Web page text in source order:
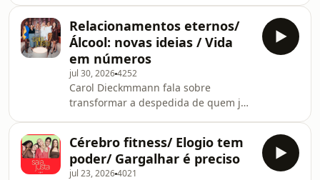
Relacionamentos eternos/
Álcool: novas ideias / Vida
em números
jul 30, 20264252
Carol Dieckmmann fala sobre
transformar a despedida de quem já
números em nossas vidas.
Cérebro fitness/ Elogio tem
poder/ Gargalhar é preciso
jul 23, 20264021